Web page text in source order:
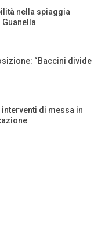
nella spiaggia
Guanella
“Baccini divide
di messa in